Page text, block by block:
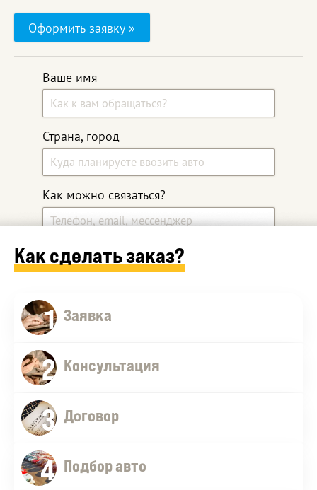
Ваше имя
Страна, город
Как можно связаться?
Какой автомобиль ищите?
Дополнительные комментарии
Оставить заявку
Оформить заявку »
Как сделать заказ?
1 Заявка
2 Консультация
3 Договор
4 Подбор авто